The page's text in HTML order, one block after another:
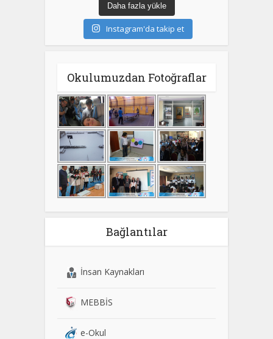
Daha fazla yükle
Instagram'da takip et
Okulumuzdan Fotoğraflar
Bağlantılar
İnsan Kaynakları
MEBBİS
e-Okul